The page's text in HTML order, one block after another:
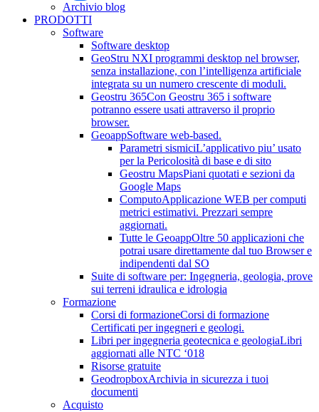
Archivio blog
PRODOTTI
Software
Software desktop
GeoStru NXI programmi desktop nel browser,
senza installazione, con l’intelligenza artificiale
integrata su un numero crescente di moduli.
Geostru 365Con Geostru 365 i software
potranno essere usati attraverso il proprio
browser.
GeoappSoftware web-based.
Parametri sismiciL’applicativo piu’ usato
per la Pericolosità di base e di sito
Geostru MapsPiani quotati e sezioni da
Google Maps
ComputoApplicazione WEB per computi
metrici estimativi. Prezzari sempre
aggiornati.
Tutte le GeoappOltre 50 applicazioni che
potrai usare direttamente dal tuo Browser e
indipendenti dal SO
Suite di software per: Ingegneria, geologia, prove
sui terreni idraulica e idrologia
Formazione
Corsi di formazioneCorsi di formazione
Certificati per ingegneri e geologi.
Libri per ingegneria geotecnica e geologiaLibri
aggiornati alle NTC ‘018
Risorse gratuite
GeodropboxArchivia in sicurezza i tuoi
documenti
Acquisto